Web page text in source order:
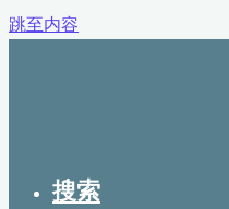
跳至内容
搜索